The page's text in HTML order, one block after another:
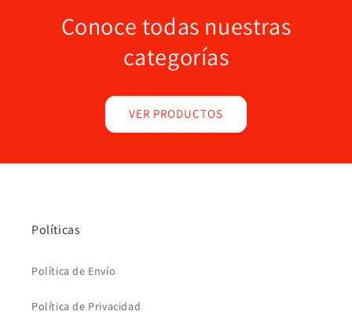
Conoce todas nuestras
categorías
VER PRODUCTOS
Políticas
Política de Envío
Política de Privacidad